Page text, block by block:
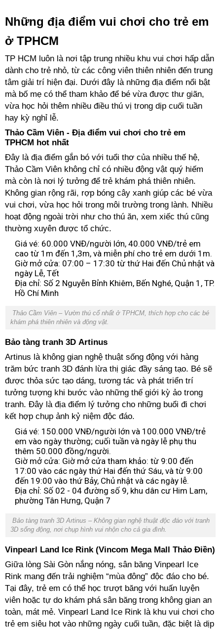
Những địa điểm vui chơi cho trẻ em
ở TPHCM
TP HCM luôn là nơi tập trung nhiều khu vui chơi hấp dẫn
dành cho trẻ nhỏ, từ các công viên thiên nhiên đến trung
tâm giải trí hiện đại. Dưới đây là những địa điểm nổi bật
mà bố mẹ có thể tham khảo để bé vừa được thư giãn,
vừa học hỏi thêm nhiều điều thú vị trong dịp cuối tuần
hay kỳ nghỉ lễ.
Thảo Cầm Viên - Địa điểm vui chơi cho trẻ em
TPHCM hot nhất
Đây là địa điểm gắn bó với tuổi thơ của nhiều thế hệ,
Thảo Cầm Viên không chỉ có nhiều động vật quý hiếm
mà còn là nơi lý tưởng để trẻ khám phá thiên nhiên.
Không gian rộng rãi, rợp bóng cây xanh giúp các bé vừa
vui chơi, vừa học hỏi trong môi trường trong lành. Nhiều
hoạt động ngoài trời như cho thú ăn, xem xiếc thú cũng
thường xuyên được tổ chức.
Giá vé: 60.000 VNĐ/người lớn, 40.000 VNĐ/trẻ em
cao từ 1m đến 1,3m, và miễn phí cho trẻ em dưới 1m.
Giờ mở cửa: 07:00 – 17:30 từ thứ Hai đến Chủ nhật và
ngày Lễ, Tết
Địa chỉ: Số 2 Nguyễn Bỉnh Khiêm, Bến Nghé, Quận 1, TP.
Hồ Chí Minh
Thảo Cầm Viên – Vườn thú cổ nhất ở TPHCM, thích hợp cho các bé
khám phá thiên nhiên và động vật.
Bảo tàng tranh 3D Artinus
Artinus là không gian nghệ thuật sống động với hàng
trăm bức tranh 3D đánh lừa thị giác đầy sáng tạo. Bé sẽ
được thỏa sức tạo dáng, tương tác và phát triển trí
tưởng tượng khi bước vào những thế giới kỳ ảo trong
tranh. Đây là địa điểm lý tưởng cho những buổi đi chơi
kết hợp chụp ảnh kỷ niệm độc đáo.
Giá vé: 150.000 VNĐ/người lớn và 100.000 VNĐ/trẻ
em vào ngày thường; cuối tuần và ngày lễ phụ thu
thêm 50.000 đồng/người.
Giờ mở cửa: Giờ mở cửa tham khảo: từ 9:00 đến
17:00 vào các ngày thứ Hai đến thứ Sáu, và từ 9:00
đến 19:00 vào thứ Bảy, Chủ nhật và các ngày lễ.
Địa chỉ: Số 02 - 04 đường số 9, khu dân cư Him Lam,
phường Tân Hưng, Quận 7
Bảo tàng tranh 3D Artinus – Không gian nghệ thuật độc đáo với tranh
3D sống động, nơi chụp hình vui nhộn cho cả gia đình.
Vinpearl Land Ice Rink (Vincom Mega Mall Thảo Điền)
Giữa lòng Sài Gòn nắng nóng, sân băng Vinpearl Ice
Rink mang đến trải nghiệm “mùa đông” độc đáo cho bé.
Tại đây, trẻ em có thể học trượt băng với huấn luyện
viên hoặc tự do khám phá sân băng trong không gian an
toàn, mát mẻ. Vinpearl Land Ice Rink là khu vui chơi cho
trẻ em siêu hot vào những ngày cuối tuần, đặc biệt là dịp